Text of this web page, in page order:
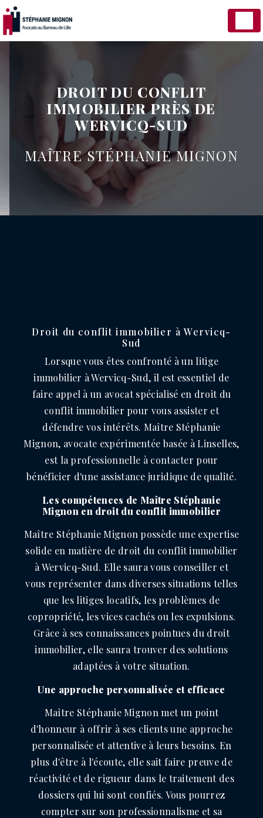
DROIT DU CONFLIT
IMMOBILIER PRÈS DE
WERVICQ-SUD
MAÎTRE STÉPHANIE MIGNON
Droit du conflit immobilier à Wervicq-
Sud
Lorsque vous êtes confronté à un litige
immobilier à Wervicq-Sud, il est essentiel de
faire appel à un avocat spécialisé en droit du
conflit immobilier pour vous assister et
défendre vos intérêts. Maître Stéphanie
Mignon, avocate expérimentée basée à Linselles,
est la professionnelle à contacter pour
bénéficier d'une assistance juridique de qualité.
Les compétences de Maître Stéphanie
Mignon en droit du conflit immobilier
Maître Stéphanie Mignon possède une expertise
solide en matière de droit du conflit immobilier
à Wervicq-Sud. Elle saura vous conseiller et
vous représenter dans diverses situations telles
que les litiges locatifs, les problèmes de
copropriété, les vices cachés ou les expulsions.
Grâce à ses connaissances pointues du droit
immobilier, elle saura trouver des solutions
adaptées à votre situation.
Une approche personnalisée et efficace
Maître Stéphanie Mignon met un point
d'honneur à offrir à ses clients une approche
personnalisée et attentive à leurs besoins. En
plus d'être à l'écoute, elle sait faire preuve de
réactivité et de rigueur dans le traitement des
dossiers qui lui sont confiés. Vous pourrez
compter sur son professionnalisme et sa
Panneau de gestion des cookies